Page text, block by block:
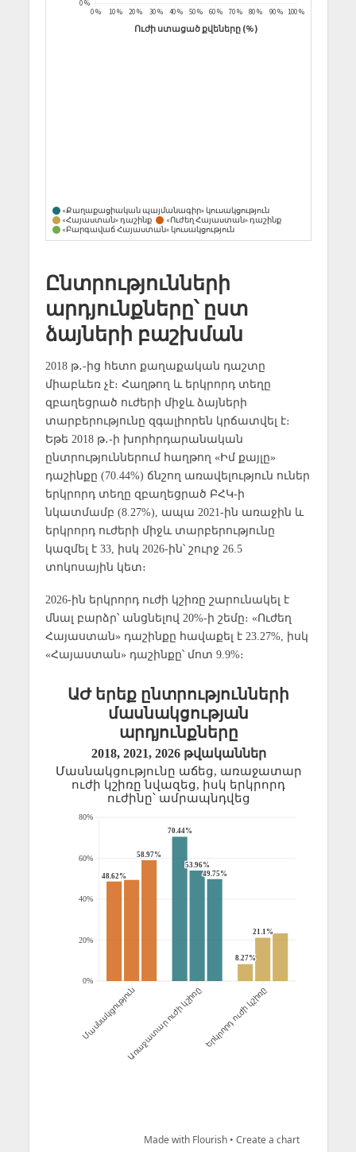
Ընտրությունների
արդյունքները՝ ըստ
ձայների բաշխման
2018 թ․-ից հետո քաղաքական դաշտը
միաբևեռ չէ։ Հաղթող և երկրորդ տեղը
զբաղեցրած ուժերի միջև ձայների
տարբերությունը զգալիորեն կրճատվել է։
Եթե 2018 թ․-ի խորհրդարանական
ընտրություններում հաղթող «Իմ քայլը»
դաշինքը (70.44%) ճնշող առավելություն ուներ
երկրորդ տեղը զբաղեցրած ԲՀԿ-ի
նկատմամբ (8.27%), ապա 2021-ին առաջին և
երկրորդ ուժերի միջև տարբերությունը
կազմել է 33, իսկ 2026-ին՝ շուրջ 26.5
տոկոսային կետ։
2026-ին երկրորդ ուժի կշիռը շարունակել է
մնալ բարձր՝ անցնելով 20%-ի շեմը։ «Ուժեղ
Հայաստան» դաշինքը հավաքել է 23.27%, իսկ
«Հայաստան» դաշինքը՝ մոտ 9.9%։